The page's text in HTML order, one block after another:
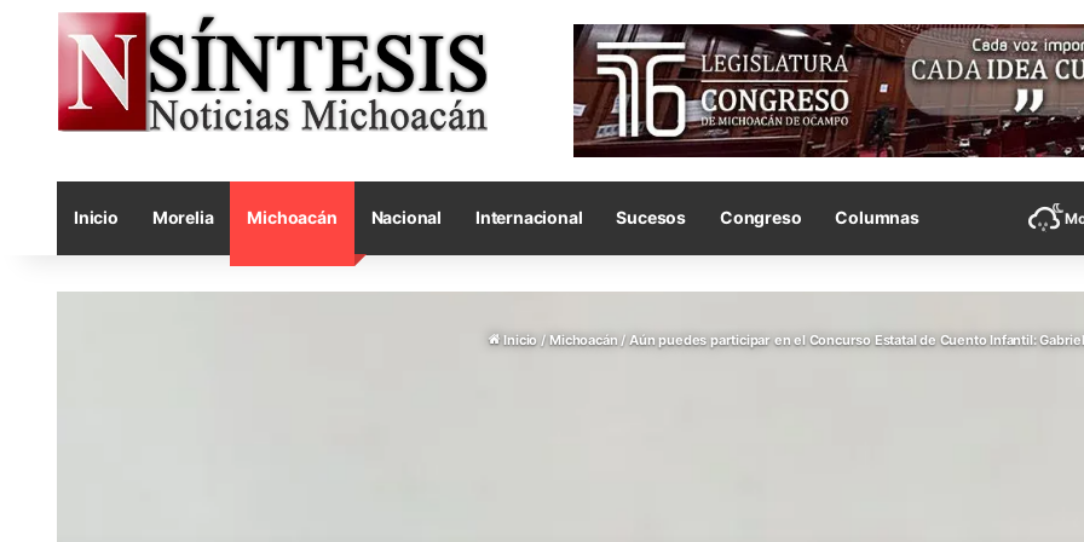
Inicio Morelia Michoacán Nacional Internacional Sucesos Congreso Columnas
Inicio / Michoacán / Aún puedes participar en el Concurso Estatal de Cuento Infantil: